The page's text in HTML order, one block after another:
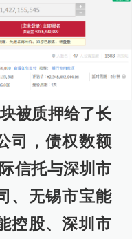
被质押给了长
司，债权数额
信托与深圳市
、无锡市宝能
控股、深圳市